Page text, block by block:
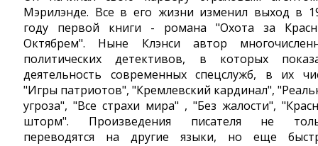
Мэрилэнде. Все в его жизни изменил выход в
году первой книги - романа "Охота за
Октябрем". Ныне Клэнси автор
политических детективов, в которых
деятельность современных спецслужб, в их
"Игры патриотов", "Кремлевский кардинал",
угроза", "Все страхи мира" , "Без жалости",
шторм". Произведения писателя не
переводятся на другие языки, но еще